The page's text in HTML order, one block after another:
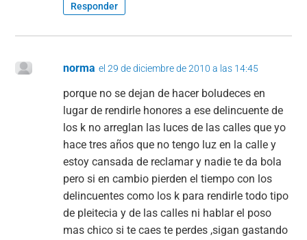
Responder
norma el 29 de diciembre de 2010 a las 14:45
porque no se dejan de hacer boludeces en
lugar de rendirle honores a ese delincuente de
los k no arreglan las luces de las calles que yo
hace tres años que no tengo luz en la calle y
estoy cansada de reclamar y nadie te da bola
pero si en cambio pierden el tiempo con los
delincuentes como los k para rendirle todo tipo
de pleitecia y de las calles ni hablar el poso
mas chico si te caes te perdes ,sigan gastando